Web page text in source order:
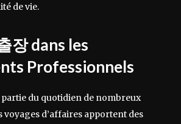
de vie.
장 dans les
Professionnels
partie du quotidien de nombreux
voyages d’affaires apportent des